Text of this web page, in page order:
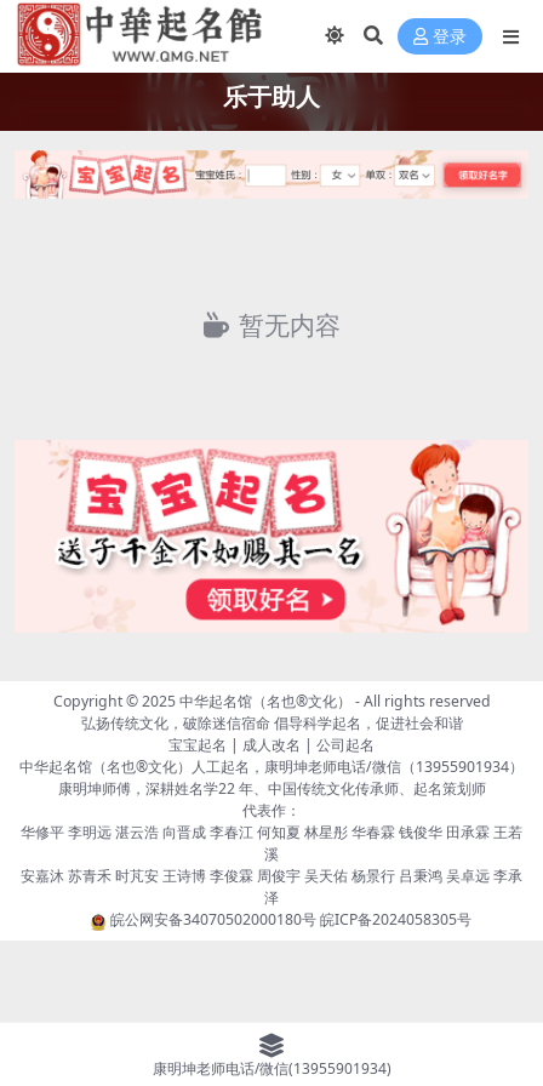
登录
乐于助人
暂无内容
Copyright © 2025中华起名馆（名也®文化） - All rights reserved
弘扬传统文化，破除迷信宿命 倡导科学起名，促进社会和谐
宝宝起名 | 成人改名 | 公司起名
中华起名馆（名也®文化）人工起名，康明坤老师电话/微信（13955901934）
康明坤师傅，深耕姓名学22 年、中国传统文化传承师、起名策划师
代表作：
华修平 李明远 湛云浩 向晋成 李春江 何知夏 林星彤 华春霖 钱俊华 田承霖 王若
溪
安嘉沐 苏青禾 时芃安 王诗博 李俊霖 周俊宇 吴天佑 杨景行 吕秉鸿 吴卓远 李承
泽
皖公网安备34070502000180号皖ICP备2024058305号
康明坤老师电话/微信(13955901934)